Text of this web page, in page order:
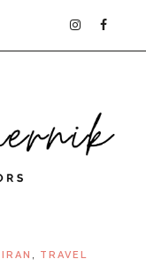
TRAVEL